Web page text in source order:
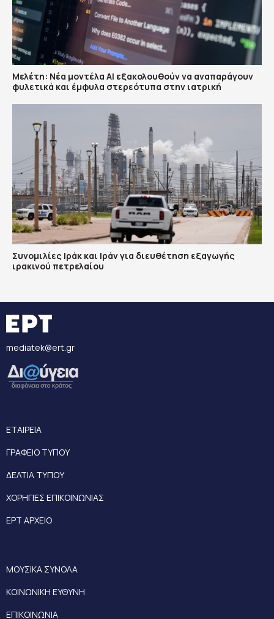
Μελέτη: Νέα μοντέλα ΑΙ εξακολουθούν να αναπαράγουν
φυλετικά και έμφυλα στερεότυπα στην ιατρική
Συνομιλίες Ιράκ και Ιράν για διευθέτηση εξαγωγής
ιρακινού πετρελαίου
mediatek@ert.gr
ΕΤΑΙΡΕΙΑ
ΓΡΑΦΕΙΟ ΤΥΠΟΥ
ΔΕΛΤΙΑ ΤΥΠΟΥ
ΧΟΡΗΓΙΕΣ ΕΠΙΚΟΙΝΩΝΙΑΣ
ΕΡΤ ΑΡΧΕΙΟ
ΜΟΥΣΙΚΑ ΣΥΝΟΛΑ
ΚΟΙΝΩΝΙΚΗ ΕΥΘΥΝΗ
ΕΠΙΚΟΙΝΩΝΙΑ